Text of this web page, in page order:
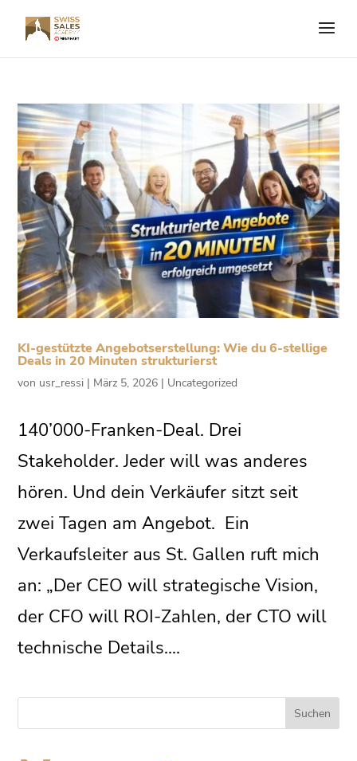
KI-gestützte Angebotserstellung: Wie du 6-stellige
Deals in 20 Minuten strukturierst
von usr_ressi | März 5, 2026 | Uncategorized
140’000-Franken-Deal. Drei
Stakeholder. Jeder will was anderes
hören. Und dein Verkäufer sitzt seit
zwei Tagen am Angebot. Ein
Verkaufsleiter aus St. Gallen ruft mich
an: „Der CEO will strategische Vision,
der CFO will ROI-Zahlen, der CTO will
technische Details....
Suchen